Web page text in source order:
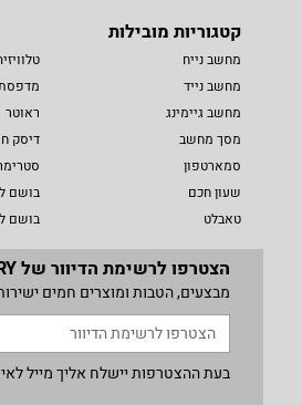
קטגוריות מובילות
מחשב נייח
מחשב נייד
מחשב גיימינג
מסך מחשב
סמארטפון
שעון חכם
טאבלט
ראוטר
דיסק
בושם
בושם
הצטרפו לרשימת הדיוור של IVORY
מבצעים, הטבות ומוצרים חמים
בעת ההצטרפות יישלח אליך מייל